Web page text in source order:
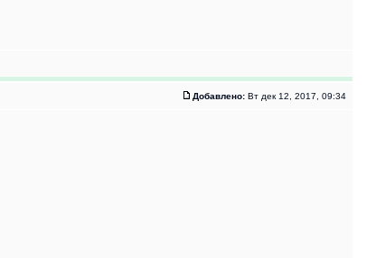
Добавлено: Вт дек 12, 2017, 09:34